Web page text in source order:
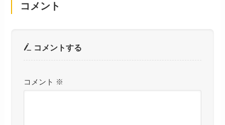
コメント
コメントする
コメント ※